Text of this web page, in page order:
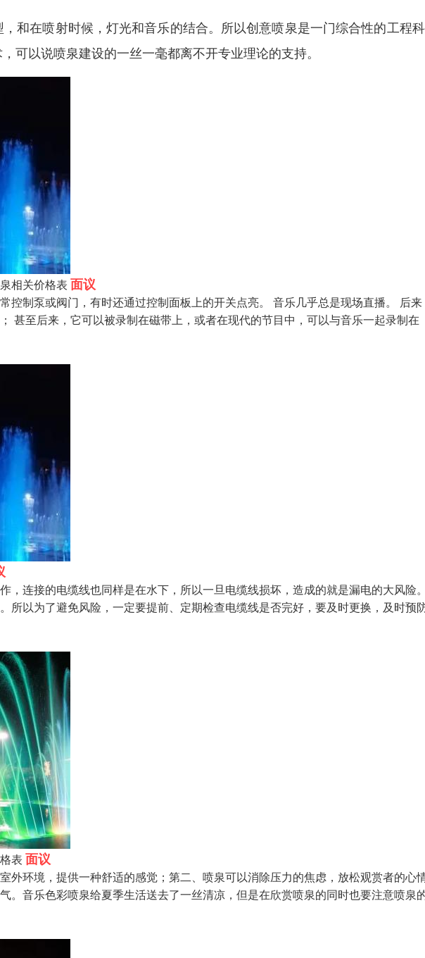
和在喷射时候，灯光和音乐的结合。所以创意喷泉是一门综合性的工程
可以说喷泉建设的一丝一毫都离不开专业理论的支持。
相关价格表 面议
控制泵或阀门，有时还通过控制面板上的开关点亮。 音乐几乎总是现场直播。 后
甚至后来，它可以被录制在磁带上，或者在现代的节目中，可以与音乐一起录制在
，连接的电缆线也同样是在水下，所以一旦电缆线损坏，造成的就是漏电的大风险
所以为了避免风险，一定要提前、定期检查电缆线是否完好，要及时更换，及时预
表 面议
外环境，提供一种舒适的感觉；第二、喷泉可以消除压力的焦虑，放松观赏者的心
。音乐色彩喷泉给夏季生活送去了一丝清凉，但是在欣赏喷泉的同时也要注意喷泉